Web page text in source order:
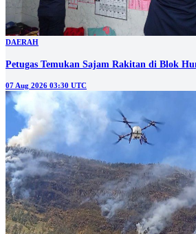
DAERAH
Petugas Temukan Sajam Rakitan di Blok
07 Aug 2026 03:30 UTC